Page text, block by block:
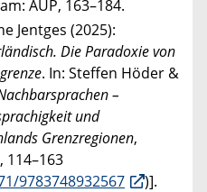
AUP, 163–184.
Jentges (2025):
Die Paradoxie von
. In: Steffen Höder &
–
und
Grenzregionen,
114–163
9783748932567
)].